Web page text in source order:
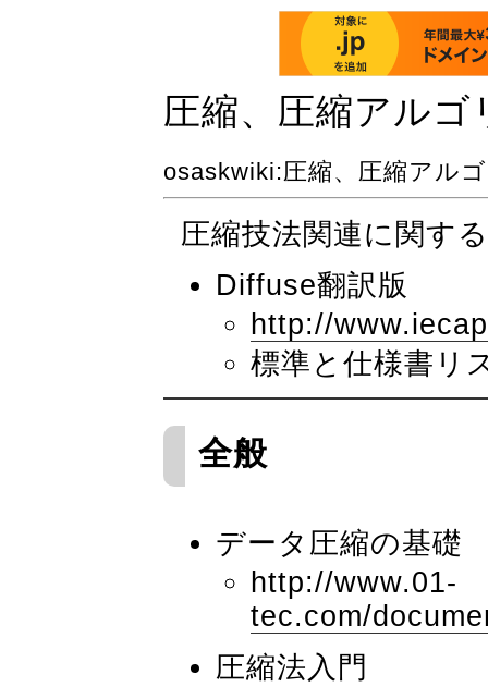
圧縮、圧縮アルゴ
osaskwiki:圧縮、圧縮アル
圧縮技法関連に関す
Diffuse翻訳版
http://
標準と仕様書リ
全般
データ圧縮の基礎
http://www.01-
tec.com/
圧縮法入門